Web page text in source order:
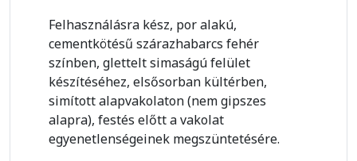
Felhasználásra kész, por alakú,
cementkötésű szárazhabarcs fehér
színben, glettelt simaságú felület
készítéséhez, elsősorban kültérben,
simított alapvakolaton (nem gipszes
alapra), festés előtt a vakolat
egyenetlenségeinek megszüntetésére.